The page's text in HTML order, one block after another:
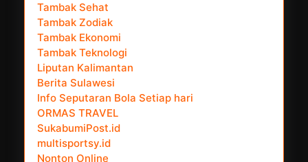
Tambak Sehat
Tambak Zodiak
Tambak Ekonomi
Tambak Teknologi
Liputan Kalimantan
Berita Sulawesi
Info Seputaran Bola Setiap hari
ORMAS TRAVEL
SukabumiPost.id
multisportsy.id
Nonton Online